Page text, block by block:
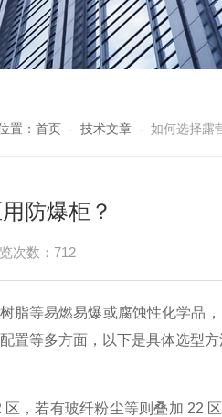
置： 首页 - 技术文章 - 如何选择露
防爆柜？
次数：712
脂等易燃易爆或腐蚀性化学品
置等多方面，以下是具体选型方
，若有玻纤粉尘等则叠加 22